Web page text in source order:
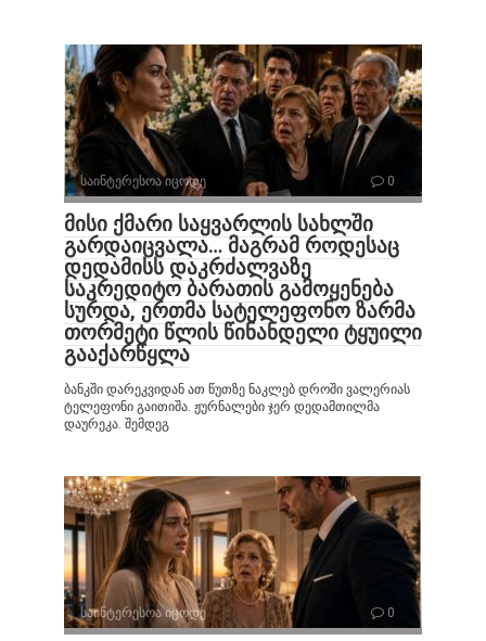
საინტერესოა იცოდე 0
მისი ქმარი საყვარლის სახლში
გარდაიცვალა… მაგრამ როდესაც
დედამისს დაკრძალვაზე
საკრედიტო ბარათის გამოყენება
სურდა, ერთმა სატელეფონო ზარმა
თორმეტი წლის წინანდელი ტყუილი
გააქარწყლა
ბანკში დარეკვიდან ათ წუთზე ნაკლებ დროში ვალერიას
ტელეფონი გაითიშა. ჟურნალები ჯერ დედამთილმა
დაურეკა. შემდეგ
საინტერესოა იცოდე 0